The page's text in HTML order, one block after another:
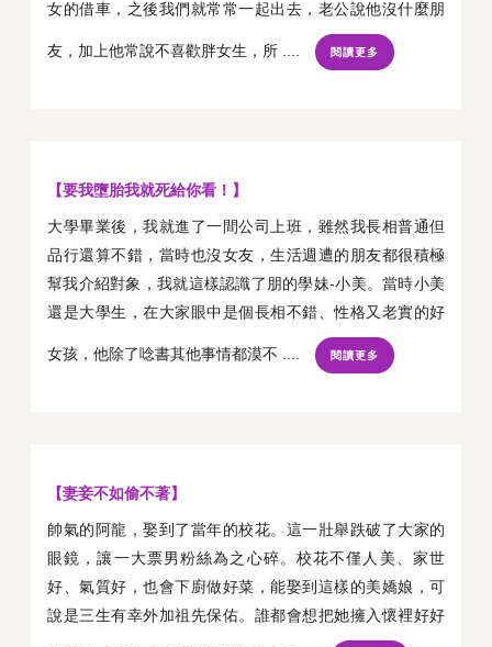
女的借車，之後我們就常常一起出去，老公說他沒什麼朋
友，加上他常說不喜歡胖女生，所 .... 閱讀更多
【要我墮胎我就死給你看！】
大學畢業後，我就進了一間公司上班，雖然我長相普通但
品行還算不錯，當時也沒女友，生活週遭的朋友都很積極
幫我介紹對象，我就這樣認識了朋的學妹-小美。當時小美
還是大學生，在大家眼中是個長相不錯、性格又老實的好
女孩，他除了唸書其他事情都漠不 .... 閱讀更多
【妻妾不如偷不著】
帥氣的阿龍，娶到了當年的校花。這一壯舉跌破了大家的
眼鏡，讓一大票男粉絲為之心碎。校花不僅人美、家世
好、氣質好，也會下廚做好菜，能娶到這樣的美嬌娘，可
說是三生有幸外加祖先保佑。誰都會想把她擁入懷裡好好